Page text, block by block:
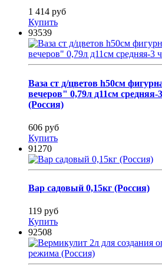
1 414 руб
Купить
93539
Ваза ст д/цветов h50см
вечеров" 0,79л д11см
(Россия)
606 руб
Купить
91270
Вар садовый 0,15кг (Россия)
119 руб
Купить
92508